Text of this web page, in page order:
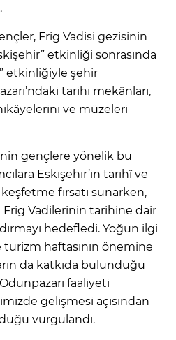
Frig Vadisi gezisinin
etkinliği sonrasında
etkinliğiyle şehir
tarihi mekânları,
ve müzeleri
gençlere yönelik bu
Eskişehir’in tarihî ve
fırsatı sunarken,
Vadilerinin tarihine dair
hedefledi. Yoğun ilgi
haftasının önemine
da katkıda bulunduğu
faaliyeti
gelişmesi açısından
vurgulandı.